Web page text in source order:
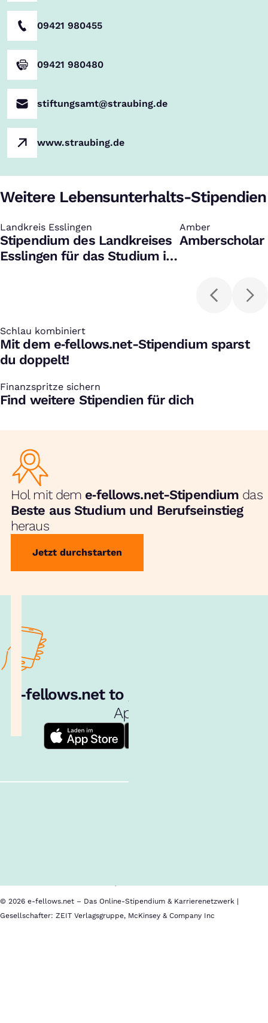
09421 980455
09421 980480
stiftungsamt@straubing.de
www.straubing.de
Weitere Lebensunterhalts-Stipendien
Landkreis Esslingen
:
Stipendium des Landkreises
Esslingen für das Studium in
Amber
:
Amberscholar
Schlau kombiniert
:
Mit dem e‑fellows.net-Stipendium sparst
du doppelt!
Finanzspritze sichern
:
Find weitere Stipendien für dich
Hol mit dem e‑fellows.net-Stipendium das
Beste aus Studium und Berufseinstieg
heraus
Jetzt durchstarten
e‑fellows.net to go:
App!
© 2026 e-fellows.net – Das Online-Stipendium & Karrierenetzwerk |
Gesellschafter: ZEIT Verlagsgruppe, McKinsey & Company Inc